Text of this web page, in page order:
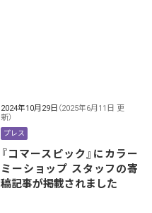
2024年10月29日 （2025年6月11日 更
新）
プレス
『コマースピック』にカラー
ミーショップ スタッフの寄
稿記事が掲載されました